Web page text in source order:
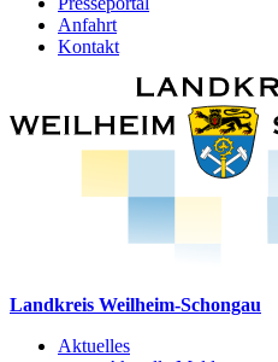
Anfahrt
Kontakt
Landkreis Weilheim-Schongau
Aktuelles